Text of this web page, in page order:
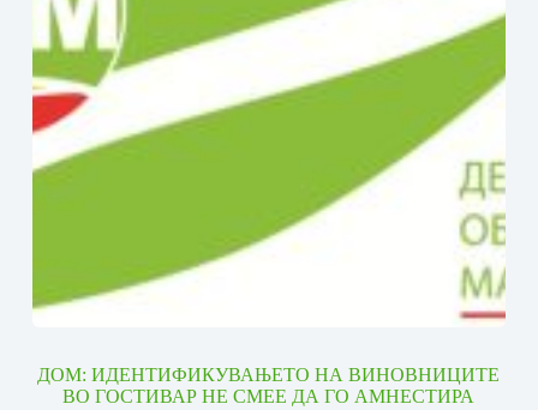
ДОМ: ИДЕНТИФИКУВАЊЕТО НА ВИНОВНИЦИТЕ
ВО ГОСТИВАР НЕ СМЕЕ ДА ГО АМНЕСТИРА